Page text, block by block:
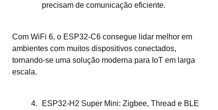
precisam de comunicação eficiente.
Com WiFi 6, o ESP32-C6 consegue lidar melhor em
ambientes com muitos dispositivos conectados,
tornando-se uma solução moderna para IoT em larga
escala.
ESP32-H2 Super Mini: Zigbee, Thread e BLE